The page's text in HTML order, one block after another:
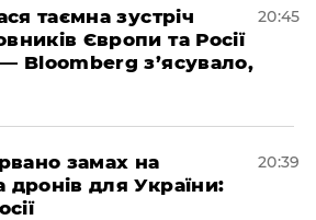
таємна зустріч
Європи та Росії
Bloomberg з’ясувало,
20:45
замах на
дронів для України:
20:39